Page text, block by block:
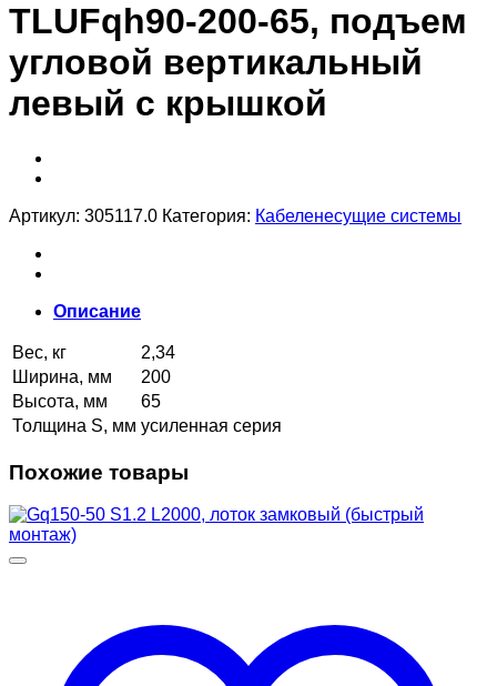
TLUFqh90-200-65, подъем
угловой вертикальный
левый с крышкой
Артикул: 305117.0 Категория: Кабеленесущие системы
Описание
Вес, кг
2,34
Ширина, мм
200
Высота, мм
65
Толщина S, мм усиленная серия
Похожие товары